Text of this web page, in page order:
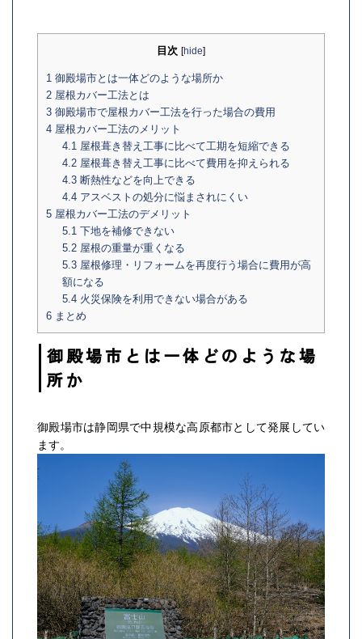
目次 [hide]
1 御殿場市とは一体どのような場所か
2 屋根カバー工法とは
3 御殿場市で屋根カバー工法を行った場合の費用
4 屋根カバー工法のメリット
4.1屋根葺き替え工事に比べて工期を短縮できる
4.2屋根葺き替え工事に比べて費用を抑えられる
4.3断熱性などを向上できる
4.4アスベストの処分に悩まされにくい
5 屋根カバー工法のデメリット
5.1下地を補修できない
5.2屋根の重量が重くなる
5.3屋根修理・リフォームを再度行う場合に費用が高
額になる
5.4火災保険を利用できない場合がある
6 まとめ
御殿場市とは一体どのような場
所か
御殿場市は静岡県で中規模な高原都市として発展してい
ます。